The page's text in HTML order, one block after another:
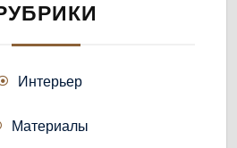
Интерьер
Материалы